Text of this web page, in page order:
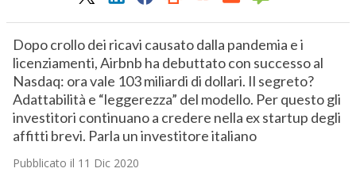
Dopo crollo dei ricavi causato dalla pandemia e i
licenziamenti, Airbnb ha debuttato con successo al
Nasdaq: ora vale 103 miliardi di dollari. Il segreto?
Adattabilità e “leggerezza” del modello. Per questo gli
investitori continuano a credere nella ex startup degli
affitti brevi. Parla un investitore italiano
Pubblicato il 11 Dic 2020